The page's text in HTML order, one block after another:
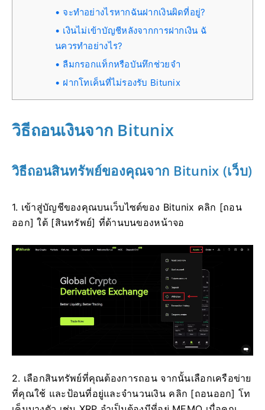
จะทำอย่างไรหากฉันฝากเงินผิดที่อยู่?
เงินไม่เข้าบัญชีหลังจากการฝากเงิน ฉั
นควรทำอย่างไร?
ลืมกรอกแท็กหรือบันทึกช่วยจำ
ฝากโทเค็นที่ไม่รองรับ Bitunix
วิธีถอนเงินจาก Bitunix
วิธีถอนสินทรัพย์ของคุณจาก Bitunix (เว็บ)
1. เข้าสู่บัญชีของคุณบนเว็บไซต์ของ Bitunix คลิก [ถอน
ออก] ใต้ [สินทรัพย์] ที่ด้านบนของหน้าจอ
2. เลือกสินทรัพย์ที่คุณต้องการถอน จากนั้นเลือกเครือข่าย
ที่คุณใช้ และป้อนที่อยู่และจำนวนเงิน คลิก [ถอนออก] โท